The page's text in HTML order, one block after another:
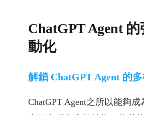
ChatGPT Agent
動化
解鎖 ChatGPT Agent 的
ChatGPT Agent之所以能夠